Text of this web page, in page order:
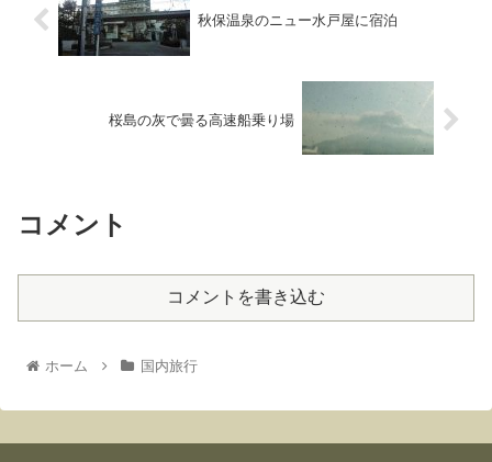
秋保温泉のニュー水戸屋に宿泊
桜島の灰で曇る高速船乗り場
コメント
コメントを書き込む
ホーム 国内旅行